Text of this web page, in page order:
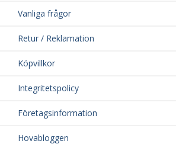
Vanliga frågor
Retur / Reklamation
Köpvillkor
Integritetspolicy
Företagsinformation
Hovabloggen